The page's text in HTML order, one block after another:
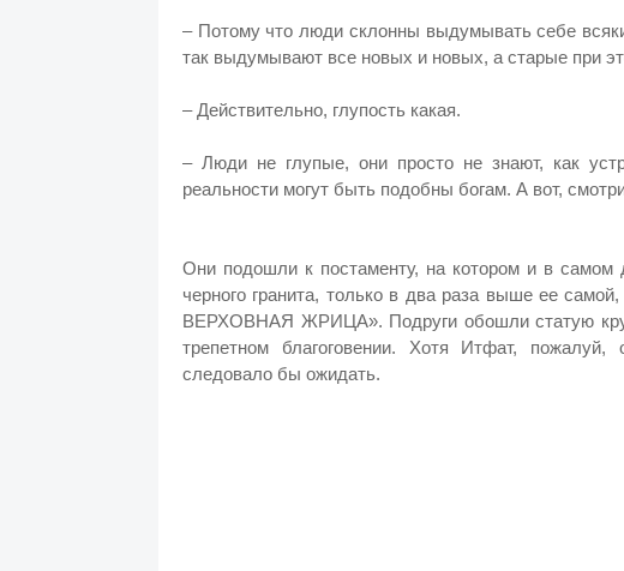
– Потому что люди склонны выдумывать себе
так выдумывают все новых и новых, а старые при
– Действительно, глупость какая.
– Люди не глупые, они просто не знают, как
реальности могут быть подобны богам. А вот,
Они подошли к постаменту, на котором и в
черного гранита, только в два раза выше ее
ВЕРХОВНАЯ ЖРИЦА». Подруги обошли статую
трепетном благоговении. Хотя Итфат,
следовало бы ожидать.